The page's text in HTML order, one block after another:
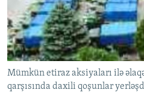
İNFOQRAFIKA
KARIKATURA
AZƏRBAYCAN ƏDƏBIYYATI
İSLAM VƏ DEMOKRATIYA
İZ - MƏDƏNIYYƏT PROQRAMI
MISSIYAMIZ
PEŞƏ ETIKASI VƏ JURNALISTIKA
MATERIALLARIMIZDAN ISTIFADƏ
AZADLIQRADIOSU MOBIL
BIZI IZLƏ
RFE/RL-in bütün saytları
Mümkün etiraz aksiyaları ilə
qarşısında daxili qoşunlar